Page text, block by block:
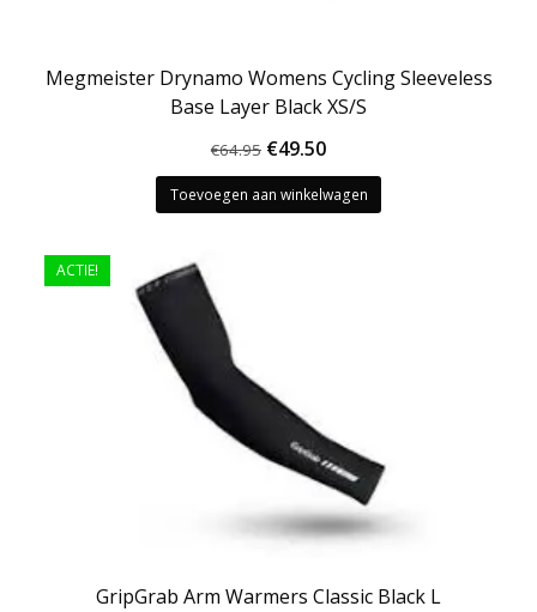
Megmeister Drynamo Womens Cycling Sleeveless
Base Layer Black XS/S
€64.95 Oorspronkelijke
prijs
was:
€49.50Huidige
prijs
is:
Toevoegen aan winkelwagen
ACTIE!
GripGrab Arm Warmers Classic Black L